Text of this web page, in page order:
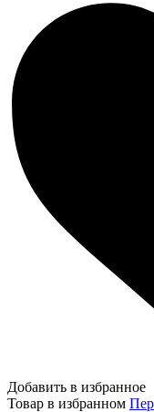
Добавить в избранное
Товар в избранном